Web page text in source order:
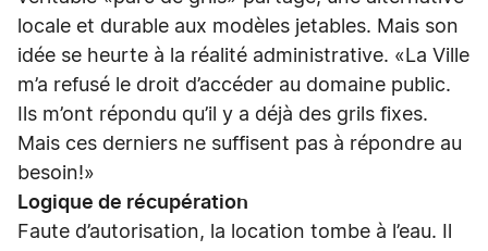
locale et durable aux modèles jetables. Mais son
idée se heurte à la réalité administrative. «La Ville
m’a refusé le droit d’accéder au domaine public.
Ils m’ont répondu qu’il y a déjà des grils fixes.
Mais ces derniers ne suffisent pas à répondre au
besoin!»
Logique de récupération
Faute d’autorisation, la location tombe à l’eau. Il